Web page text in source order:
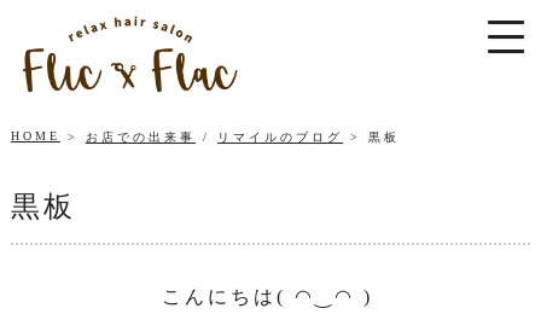
HOME お店での出来事 / リマイルのブログ 黒板
黒板
こんにちは( ◠‿◠ )